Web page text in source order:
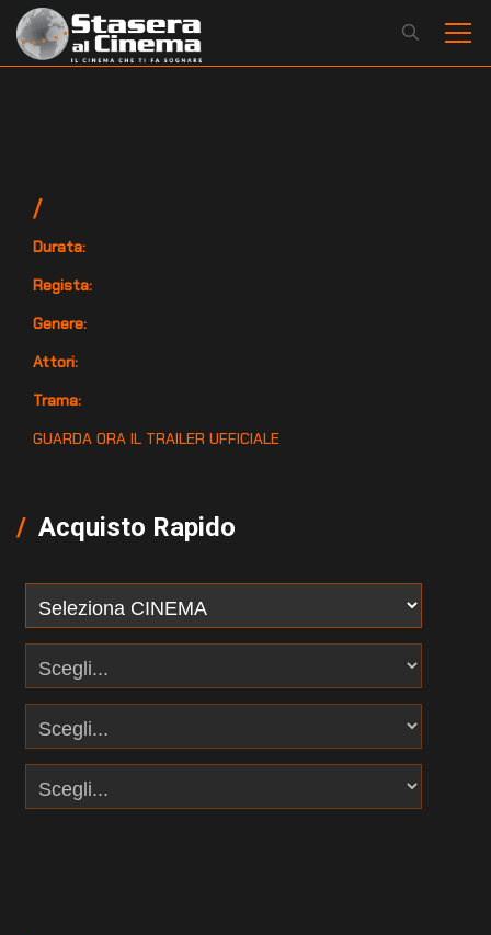
/
Durata:
Regista:
Genere:
Attori:
Trama:
GUARDA ORA IL TRAILER UFFICIALE
Acquisto Rapido